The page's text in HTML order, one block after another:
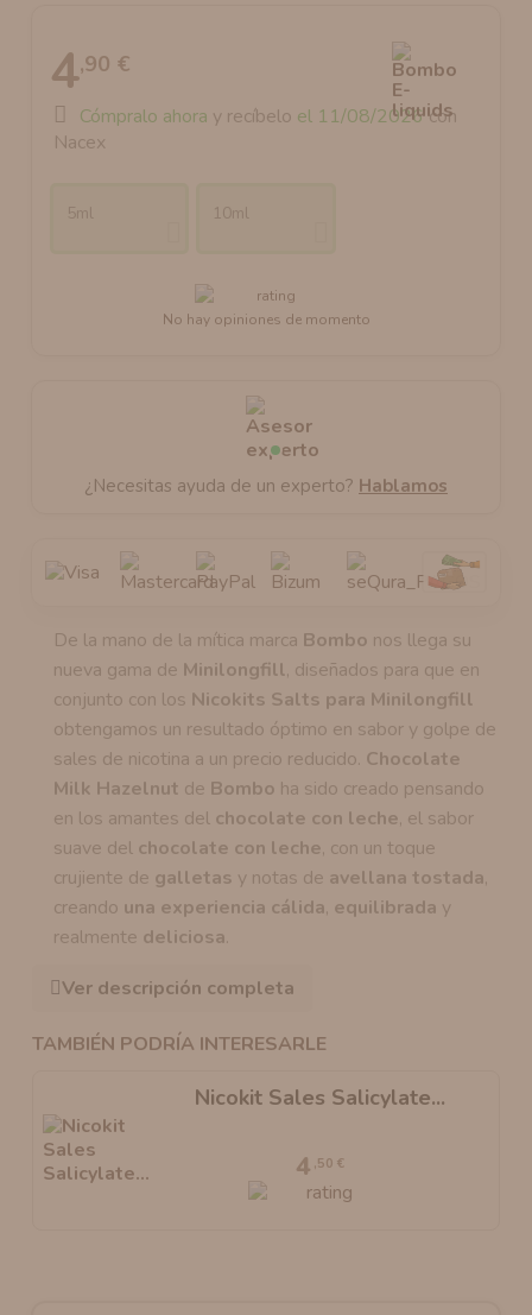
De la mano de la mítica marca Bombo nos llega su
nueva gama de Minilongfill, diseñados para que en
conjunto con los Nicokits Salts para Minilongfill
obtengamos un resultado óptimo en sabor y golpe de
sales de nicotina a un precio reducido. Chocolate
Milk Hazelnut de Bombo ha sido creado pensando
en los amantes del chocolate con leche, el sabor
suave del chocolate con leche, con un toque
crujiente de galletas y notas de avellana tostada,
creando una experiencia cálida, equilibrada y
realmente deliciosa.
Ver descripción completa
TAMBIÉN PODRÍA INTERESARLE
Nicokit Sales Salicylate...
4 ,50 €
4,90 €
Cómpralo ahora y recíbelo el 11/08/2026con
Nacex
5ml 10ml
No hay opiniones de momento
¿Necesitas ayuda de un experto? Hablamos